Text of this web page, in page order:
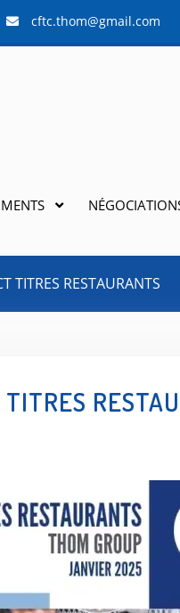
cftc.thom@gmail.com
TITRES RESTAURANTS